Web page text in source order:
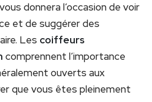
donnera l’occasion de voir
et de suggérer des
Les coiffeurs
comprennent l’importance
ouverts aux
que vous êtes pleinement